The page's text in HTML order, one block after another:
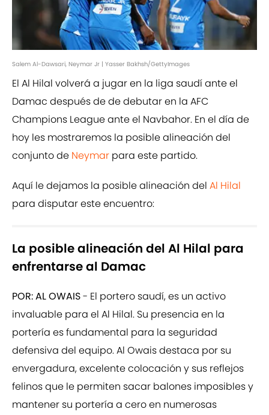
Salem Al-Dawsari, Neymar Jr | Yasser Bakhsh/GettyImages
El Al Hilal volverá a jugar en la liga saudí ante el
Damac después de de debutar en la AFC
Champions League ante el Navbahor. En el día de
hoy les mostraremos la posible alineación del
conjunto de Neymar para este partido.
Aquí le dejamos la posible alineación del Al Hilal
para disputar este encuentro:
La posible alineación del Al Hilal para
enfrentarse al Damac
POR: AL OWAIS- El portero saudí, es un activo
invaluable para el Al Hilal. Su presencia en la
portería es fundamental para la seguridad
defensiva del equipo. Al Owais destaca por su
envergadura, excelente colocación y sus reflejos
felinos que le permiten sacar balones imposibles y
mantener su portería a cero en numerosas